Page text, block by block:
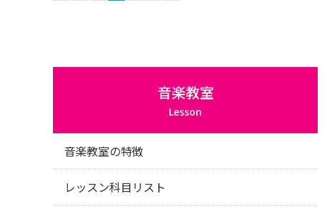
音楽教室
Lesson
音楽教室の特徴
レッスン科目リスト